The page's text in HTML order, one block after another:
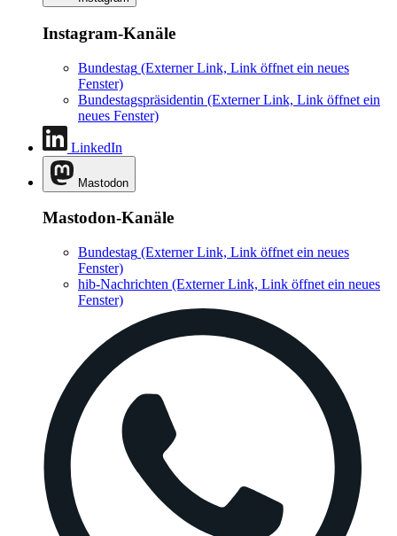
Instagram-Kanäle
Bundestag (Externer Link, Link öffnet ein neues
Fenster)
Bundestagspräsidentin (Externer Link, Link öffnet ein
neues Fenster)
LinkedIn
Mastodon
Mastodon-Kanäle
Bundestag (Externer Link, Link öffnet ein neues
Fenster)
hib-Nachrichten (Externer Link, Link öffnet ein neues
Fenster)